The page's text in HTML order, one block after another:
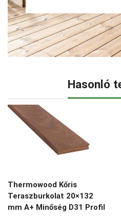
Hasonló
Thermowood Kőris
Teraszburkolat 20×132
mm A+ Minőség D31 Profil